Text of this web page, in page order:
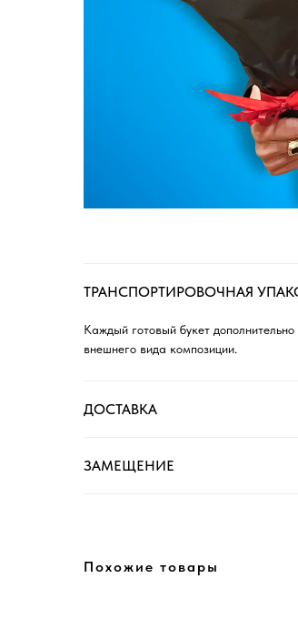
ТРАНСПОРТИРОВОЧНАЯ
Каждый готовый букет
внешнего вида композиции.
ДОСТАВКА
ЗАМЕЩЕНИЕ
Похожие товары